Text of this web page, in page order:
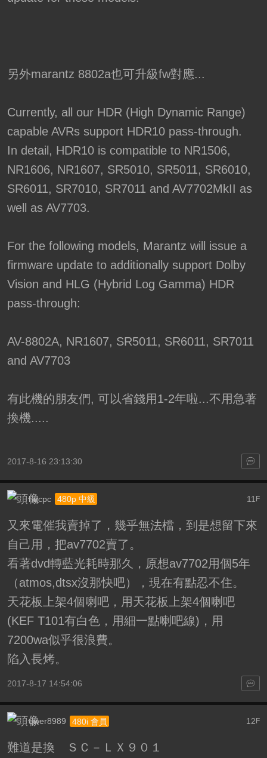
另外marantz 8802a也可升級fw對應...
Currently, all our HDR (High Dynamic Range)
capable AVRs support HDR10 pass-through.
In detail, HDR10 is compatible to NR1506,
NR1606, NR1607, SR5010, SR5011, SR6010,
SR6011, SR7010, SR7011 and AV7702MkII as
well as AV7703.
For the following models, Marantz will issue a
firmware update to additionally support Dolby
Vision and HLG (Hybrid Log Gamma) HDR
pass-through:
AV-8802A, NR1607, SR5011, SR6011, SR7011
and AV7703
有此機的朋友們, 可以省錢用1-2年啦...不用急著
換機.....
2017-8-16 23:13:30
11 F
hqcpc 480p 中級
又來電催我賣掉了，幾乎無法檔，到是想留下來
自己用，把av7702賣了。
看著dvd轉藍光耗時那久，原想av7702用個5年
（atmos,dtsx沒那快吧），現在有點忍不住。
天花板上架4個喇吧，用天花板上架4個喇吧
(KEF T101有白色，用細一點喇吧線)，用
7200wa似乎很浪費。
陷入長烤。
2017-8-17 14:54:06
12 F
qwer8989 480i 會員
難道是換 ＳＣ－ＬＸ９０１